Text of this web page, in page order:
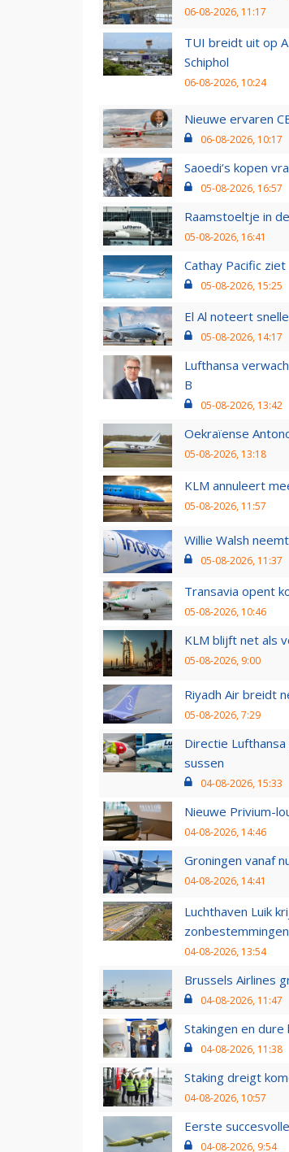
06-08-2026, 11:17
TUI breidt uit op
Schiphol
06-08-2026, 10:24
Nieuwe ervaren
06-08-2026, 10:17
Saoedi’s kopen
05-08-2026, 16:57
Raamstoeltje in
05-08-2026, 16:41
Cathay Pacific
05-08-2026, 15:25
El Al noteert
05-08-2026, 14:17
Lufthansa
B
05-08-2026, 13:42
Oekraïense
05-08-2026, 13:18
KLM annuleert
05-08-2026, 11:57
Willie Walsh
05-08-2026, 11:37
Transavia opent
05-08-2026, 10:46
KLM blijft net als
05-08-2026, 9:00
Riyadh Air breidt
05-08-2026, 7:29
Directie
sussen
04-08-2026, 15:33
Nieuwe Privium-
04-08-2026, 14:46
Groningen vanaf
04-08-2026, 14:41
Luchthaven Luik
zonbestemmingen
04-08-2026, 13:54
Brussels Airlines
04-08-2026, 11:47
Stakingen en
04-08-2026, 11:38
Staking dreigt
04-08-2026, 10:57
Eerste
04-08-2026, 9:54